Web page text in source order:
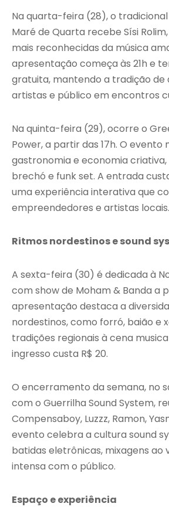
Na quarta-feira (28), o
Maré de Quarta recebe Sísi
mais reconhecidas da música
apresentação começa às 21h e
gratuita, mantendo a tradição de
artistas e público em encontros
Na quinta-feira (29), ocorre o
Power, a partir das 17h. O evento
gastronomia e economia criativa,
brechó e funk set. A entrada
uma experiência interativa que
empreendedores e artistas locais.
Ritmos nordestinos e sound
A sexta-feira (30) é dedicada à
com show de Moham & Banda a
apresentação destaca a
nordestinos, como forró, baião e
tradições regionais à cena
ingresso custa R$ 20.
O encerramento da semana, no
com o Guerrilha Sound System,
Compensaboy, Luzzz, Ramon,
evento celebra a cultura sound
batidas eletrônicas, mixagens ao
intensa com o público.
Espaço e experiência